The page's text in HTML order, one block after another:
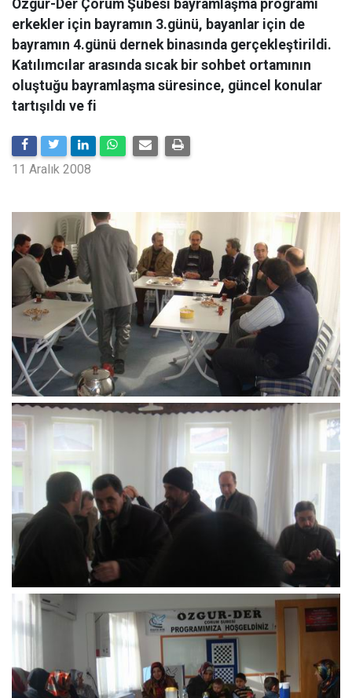
Özgür-Der Çorum Şubesi bayramlaşma programı
erkekler için bayramın 3.günü, bayanlar için de
bayramın 4.günü dernek binasında gerçekleştirildi.
Katılımcılar arasında sıcak bir sohbet ortamının
oluştuğu bayramlaşma süresince, güncel konular
tartışıldı ve fi
11 Aralık 2008